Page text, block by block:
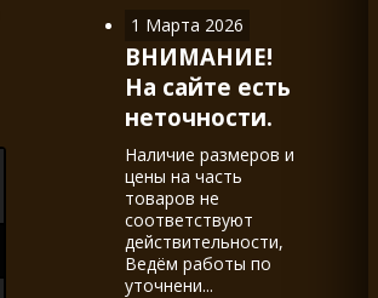
1 Марта 2026
ВНИМАНИЕ!
На сайте есть
неточности.
Наличие размеров и
цены на часть
товаров не
соответствуют
действительности,
Ведём работы по
уточнени...